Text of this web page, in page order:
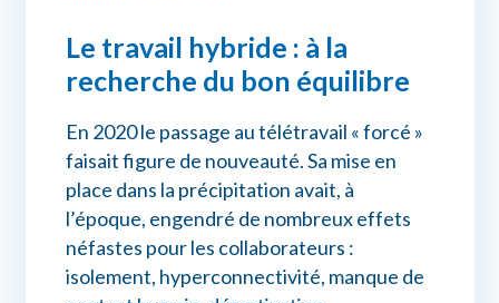
Le travail hybride : à la
recherche du bon équilibre
En 2020 le passage au télétravail « forcé »
faisait figure de nouveauté. Sa mise en
place dans la précipitation avait, à
l’époque, engendré de nombreux effets
néfastes pour les collaborateurs :
isolement, hyperconnectivité, manque de